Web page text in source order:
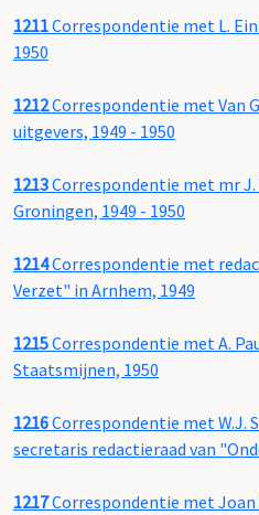
1211Correspondentie met L.
1950
1212Correspondentie met Van
uitgevers, 1949 - 1950
1213Correspondentie met mr
Groningen, 1949 - 1950
1214Correspondentie met
Verzet" in Arnhem, 1949
1215Correspondentie met A.
Staatsmijnen, 1950
1216Correspondentie met W.J.
secretaris redactieraad van
1217Correspondentie met